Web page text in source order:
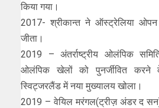
किया गया।
2017- श्रीकान्त ने ऑस्ट्रेलिया ओपन
जीता।
2019 – अंतर्राष्ट्रीय ओलंपिक
ओलंपिक खेलों को पुनर्जीवित करने
स्विट्जरलैंड में नया मुख्यालय खोला।
2019 – वेयिल मरंगल(ट्रीज़ अंडर द सन)